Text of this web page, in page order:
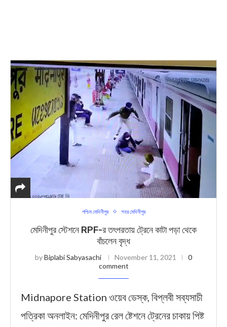
পশ্চিম মেদিনীপুর শহর মেদিনীপুর
মেদিনীপুর স্টেশনে RPF-র তৎপরতায় ট্রেনে কাটা পড়া থেকে
বাঁচলেন বৃদ্ধ
byBiplabi Sabyasachi November 11, 2021
0
comment
Midnapore Station ওয়েব ডেস্ক, বিপ্লবী সব্যসাচী
পত্রিকা অনলাইন: মেদিনীপুর রেল ষ্টেশনে ট্রেনের চাকায় পিষ্ট